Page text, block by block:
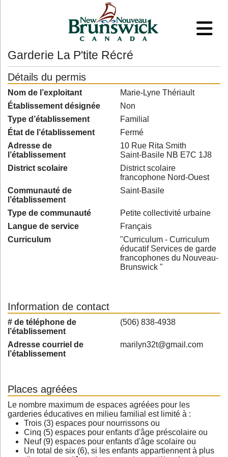
Garderie La P'tite Récré
Détails du permis
Nom de l’exploitant
Marie-Lyne Thériault
Établissement désignée
Non
Type d’établissement
Familial
État de l’établissement
Fermé
Adresse de
l’établissement
10 Rue Rita Smith
Saint-Basile NB E7C 1J8
District scolaire
District scolaire
francophone Nord-Ouest
Communauté de
l’établissement
Saint-Basile
Type de communauté
Petite collectivité urbaine
Langue de service
Français
Curriculum
"Curriculum - Curriculum
éducatif Services de garde
francophones du Nouveau-
Brunswick "
Information de contact
# de téléphone de
l’établissement
(506) 838-4938
Adresse courriel de
l’établissement
marilyn32t@gmail.com
Places agréées
Le nombre maximum de espaces agréées pour les
garderies éducatives en milieu familial est limité à :
Trois (3) espaces pour nourrissons ou
Cinq (5) espaces pour enfants d'âge préscolaire ou
Neuf (9) espaces pour enfants d'âge scolaire ou
Un total de six (6), si les enfants appartiennent à plus